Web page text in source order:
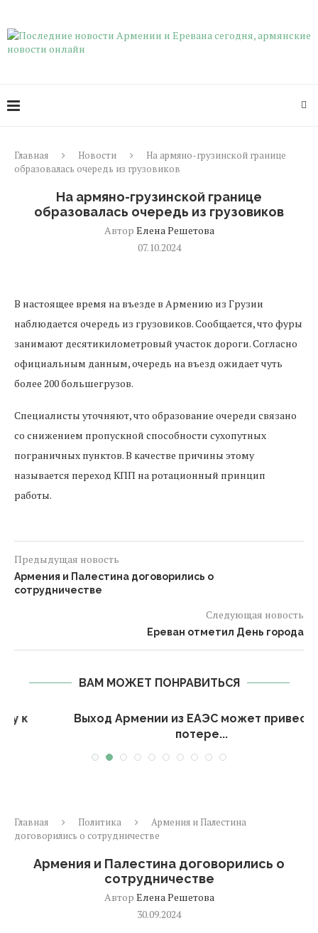
Главная Новости
На армяно-грузинской границе
образовалась очередь из грузовиков
На армяно-грузинской границе
образовалась очередь из грузовиков
Автор Елена Решетова
07.10.2024
В настоящее время на въезде в Армению из Грузии
наблюдается очередь из грузовиков. Сообщается, что фуры
занимают десятикилометровый участок дороги. Согласно
официальным данным, очередь на въезд ожидает чуть
более 200 большегрузов.
Специалисты уточняют, что образование очереди связано
со снижением пропускной способности сухопутных
пограничных пунктов. В качестве причины этому
называется переход КПП на ротационный принцип
работы.
Предыдущая новость
Армения и Палестина договорились о
сотрудничестве
Следующая новость
Ереван отметил День города
ВАМ МОЖЕТ ПОНРАВИТЬСЯ
Выход Армении из ЕАЭС может привести к
потере...
Главная Политика
Армения и Палестина
договорились о сотрудничестве
Армения и Палестина договорились о
сотрудничестве
Автор Елена Решетова
30.09.2024